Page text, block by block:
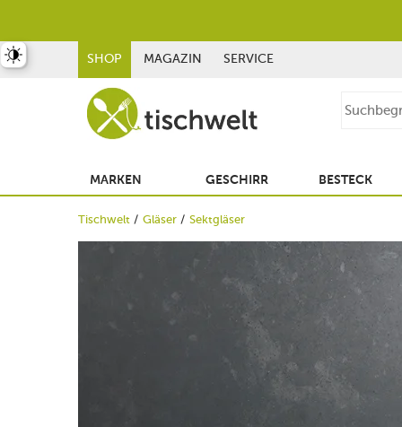
SHOP MAGAZIN SERVICE
MARKEN GESCHIRR BESTECK
Tischwelt Gläser Sektgläser
umschalten